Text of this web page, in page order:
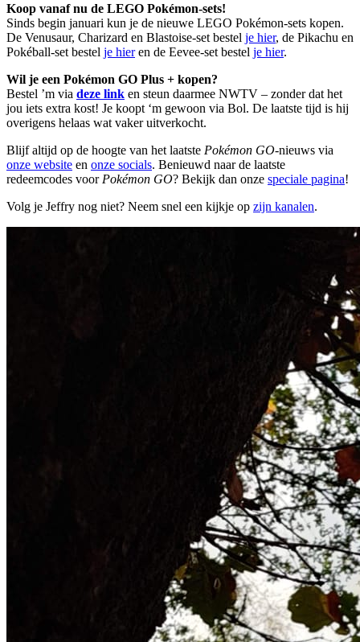
Koop vanaf nu de LEGO Pokémon-sets!
Sinds begin januari kun je de nieuwe LEGO Pokémon-sets kopen.
De Venusaur, Charizard en Blastoise-set bestel je hier, de Pikachu en
Pokéball-set bestel je hieren de Eevee-set bestel je hier.
Wil je een Pokémon GO Plus + kopen?
Bestel ’m via deze link en steun daarmee NWTV – zonder dat het
jou iets extra kost! Je koopt ‘m gewoon via Bol. De laatste tijd is hij
overigens helaas wat vaker uitverkocht.
Blijf altijd op de hoogte van het laatste Pokémon GO-nieuws via
onze website en onze socials. Benieuwd naar de laatste
redeemcodes voor Pokémon GO? Bekijk dan onze speciale pagina!
Volg je Jeffry nog niet? Neem snel een kijkje op zijn kanalen.